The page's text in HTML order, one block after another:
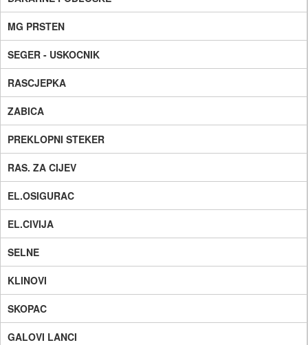
MG PRSTEN
SEGER - USKOCNIK
RASCJEPKA
ZABICA
PREKLOPNI STEKER
RAS. ZA CIJEV
EL.OSIGURAC
EL.CIVIJA
SELNE
KLINOVI
SKOPAC
GALOVI LANCI